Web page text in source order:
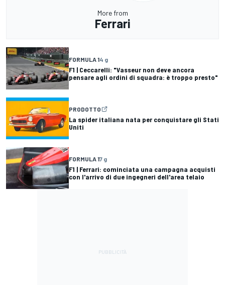
More from
Ferrari
FORMULA 14 g
F1 | Ceccarelli: "Vasseur non deve ancora
pensare agli ordini di squadra: è troppo presto"
PRODOTTO
La spider italiana nata per conquistare gli Stati
Uniti
FORMULA 17 g
F1 | Ferrari: cominciata una campagna acquisti
con l'arrivo di due ingegneri dell'area telaio